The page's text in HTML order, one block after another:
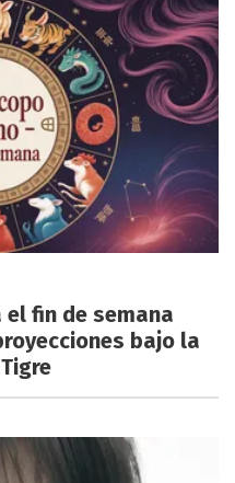
el fin de semana
bajo la